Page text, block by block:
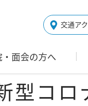
交通ア
・面会の方へ
型コ